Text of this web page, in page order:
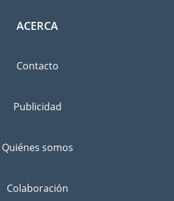
ACERCA
Contacto
Publicidad
Quiénes somos
Colaboración